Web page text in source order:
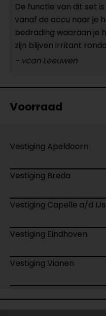
De functie van dit set
vanaf de accu naar je
bedrading waaraan je
zijn blijven irritant
- vcan Leeuwen
Voorraad
Vestiging Apeldoorn
Vestiging Breda
Vestiging Capelle a/d
Vestiging Eindhoven
Vestiging Vianen